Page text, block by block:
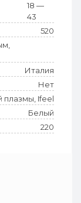
18 —
43
520
Италия
Нет
плазмы, Ifeel
Белый
220